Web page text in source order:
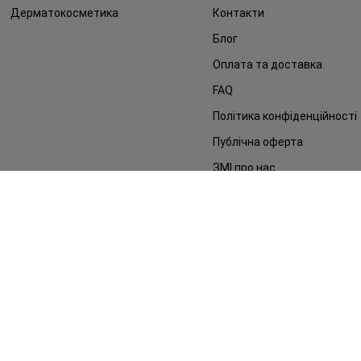
Дерматокосметика
Контакти
Блог
Оплата та доставка
FAQ
Політика конфіденційності
Публічна оферта
ЗМІ про нас